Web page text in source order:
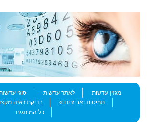
Menu
Skip to content
מגזין עדשות
לאתר עדשות סוגי
תמיסות ואביזרים
בדיקת ראיה
כל המותגים